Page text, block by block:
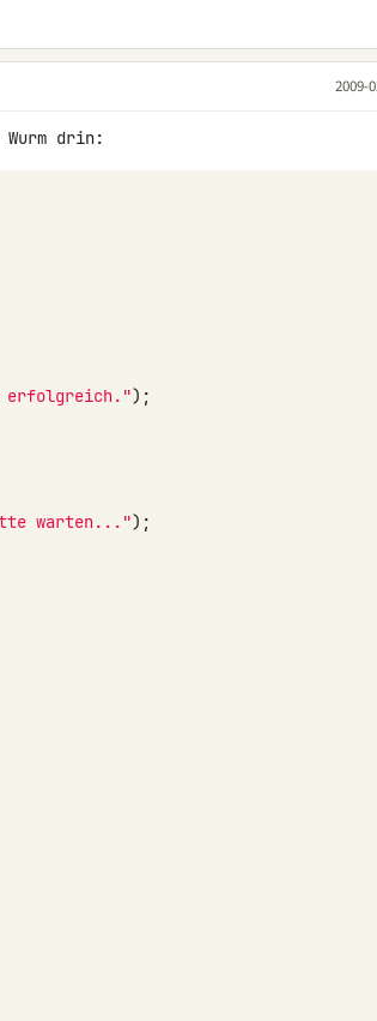
2009-
erfolgreich.");
warten...");